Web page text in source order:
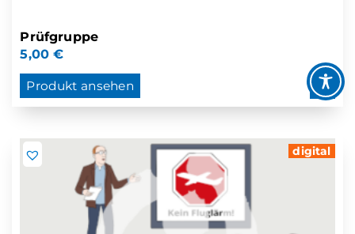
Prüfgruppe
5,00€
Produkt ansehen
digital